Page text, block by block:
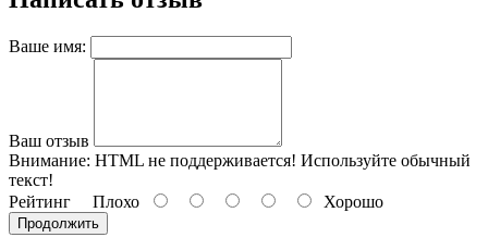
Ваше имя:
Ваш отзыв
Внимание: HTML не поддерживается! Используйте обычный
текст!
Рейтинг Плохо Хорошо
Продолжить